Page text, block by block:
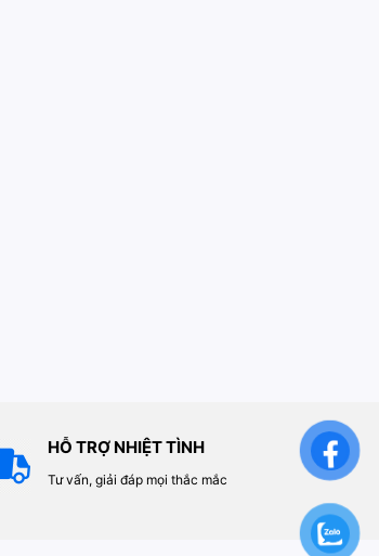
HỖ TRỢ NHIỆT TÌNH
Tư vấn, giải đáp mọi thắc mắc